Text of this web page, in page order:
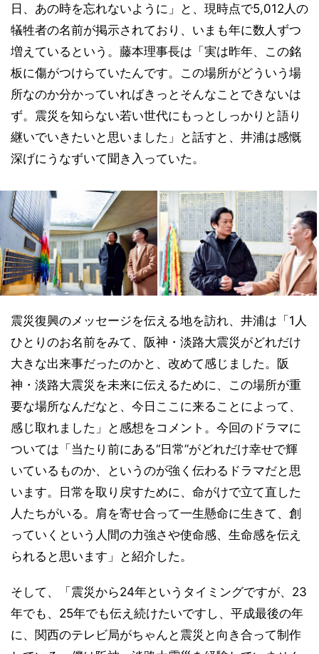
日、あの時を忘れないように」と、現時点で5,012人の
犠牲者の名前が掲示されており、いまも年に数人ずつ
増えているという。藤本理事長は「実は昨年、この銘
板に傷がつけらていたんです。この場所がどういう場
所なのか分かっていればきっとそんなことできないは
ず。震災を知らない若い世代にもっとしっかりと語り
継いでいきたいと思いました」と話すと、井浦は感慨
深げにうなずいて聞き入っていた。
震災復興のメッセージを伝える地を訪れ、井浦は「1人
ひとりのお名前をみて、阪神・淡路大震災がどれだけ
大きな出来事だったのかと、改めて感じました。阪
神・淡路大震災を未来に伝えるために、この場所が重
要な場所なんだなと、今日ここに来ることによって、
感じ取れました」と感想をコメント。今回のドラマに
ついては「当たり前にある“日常”がどれだけ幸せで輝
いているものか、というのが強く伝わるドラマだと思
います。日常を取り戻すために、命がけで立て直した
人たちがいる。肩を寄せ合って一生懸命に生きて、創
っていくという人間の力強さや使命感、生命感を伝え
られると思います」と紹介した。
そして、「震災から24年というタイミングですが、23
年でも、25年でも伝え続けたいですし、平成最後の年
に、関西のテレビ局がちゃんと震災と向き合って制作